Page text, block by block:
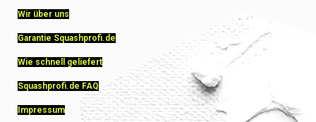
Wir über uns
Garantie Squashprofi.de
Wie schnell geliefert
Squashprofi.de FAQ
Impressum